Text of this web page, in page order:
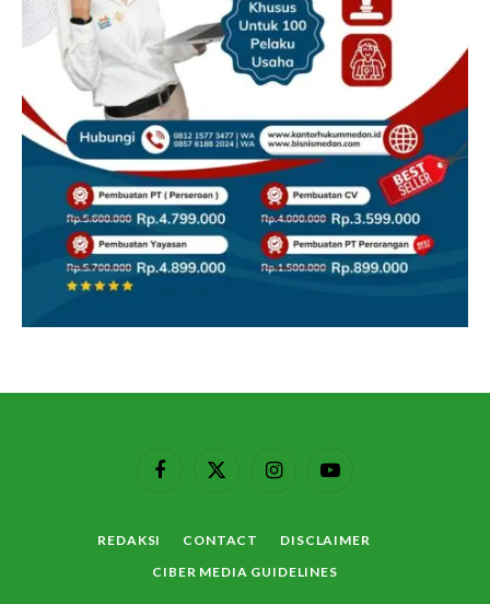
FacebookX
InstagramYouTube
REDAKSI CONTACT
DISCLAIMER
CIBER MEDIA GUIDELINES